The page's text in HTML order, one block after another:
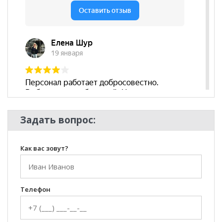
Задать вопрос:
Как вас зовут?
Телефон